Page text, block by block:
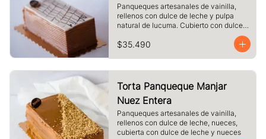
Panqueques artesanales de vainilla,
rellenos con dulce de leche y pulpa
natural de lucuma. Cubierto con dulce
$35.490
Torta Panqueque Manjar
Nuez Entera
Panqueques artesanales de vainilla,
rellenos con dulce de leche, nueces,
cubierta con dulce de leche y nueces